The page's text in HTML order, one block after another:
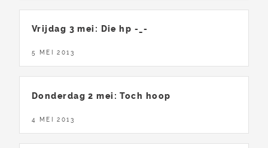
Vrijdag 3 mei: Die hp -_-
5 MEI 2013
Donderdag 2 mei: Toch hoop
4 MEI 2013